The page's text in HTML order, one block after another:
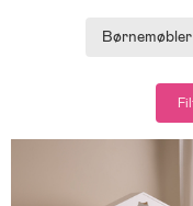
Børnemøbler